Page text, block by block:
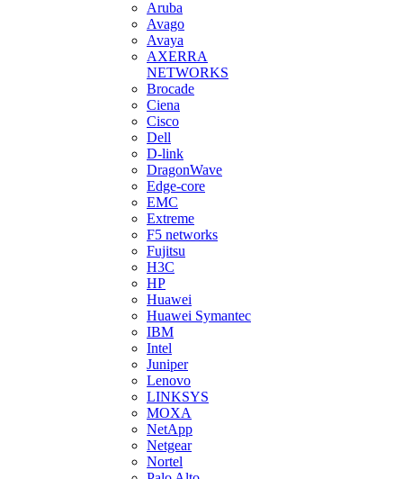
Aruba
Avago
Avaya
AXERRA
NETWORKS
Brocade
Ciena
Cisco
Dell
D-link
DragonWave
Edge-core
EMC
Extreme
F5 networks
Fujitsu
H3С
HP
Huawei
Huawei Symantec
IBM
Intel
Juniper
Lenovo
LINKSYS
MOXA
NetApp
Netgear
Nortel